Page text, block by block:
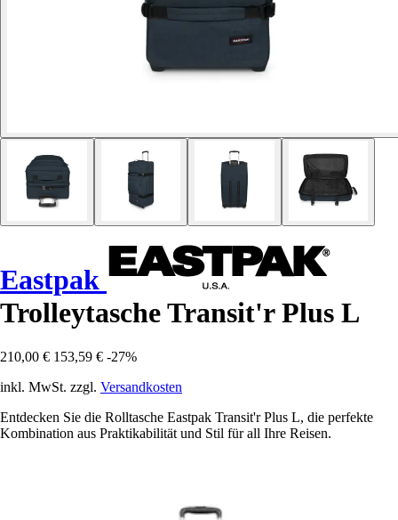
Eastpak
Trolleytasche Transit'r Plus L
210,00 € 153,59 € -27%
inkl. MwSt. zzgl. Versandkosten
Entdecken Sie die Rolltasche Eastpak Transit'r Plus L, die perfekte
Kombination aus Praktikabilität und Stil für all Ihre Reisen.